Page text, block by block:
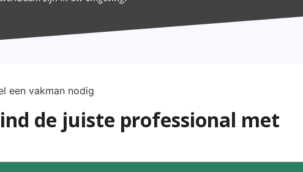
de juiste professional met